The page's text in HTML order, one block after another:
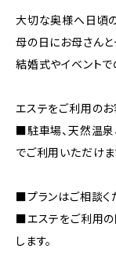
大切な奥様へ日頃
母の日にお母さんと
結婚式やイベントで
エステをご利用のお
■駐車場、天然温泉
でご利用いただけま
■プランはご相談く
■エステをご利用の
します。